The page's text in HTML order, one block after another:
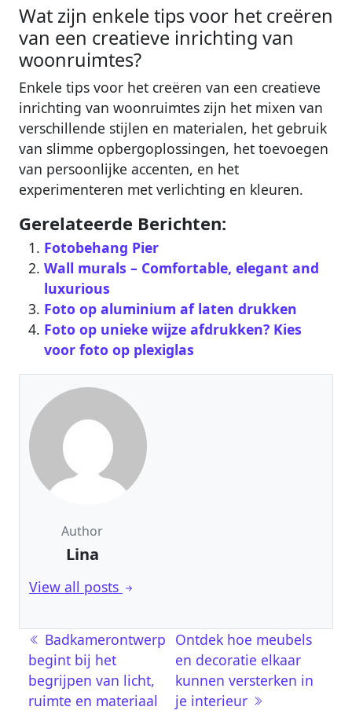
Wat zijn enkele tips voor het creëren
van een creatieve inrichting van
woonruimtes?
Enkele tips voor het creëren van een creatieve
inrichting van woonruimtes zijn het mixen van
verschillende stijlen en materialen, het gebruik
van slimme opbergoplossingen, het toevoegen
van persoonlijke accenten, en het
experimenteren met verlichting en kleuren.
Gerelateerde Berichten:
Fotobehang Pier
Wall murals – Comfortable, elegant and
luxurious
Foto op aluminium af laten drukken
Foto op unieke wijze afdrukken? Kies
voor foto op plexiglas
Author
Lina
View all posts
Berichtnavigatie
Badkamerontwerp
begint bij het
begrijpen van licht,
ruimte en materiaal
Ontdek hoe meubels
en decoratie elkaar
kunnen versterken in
je interieur